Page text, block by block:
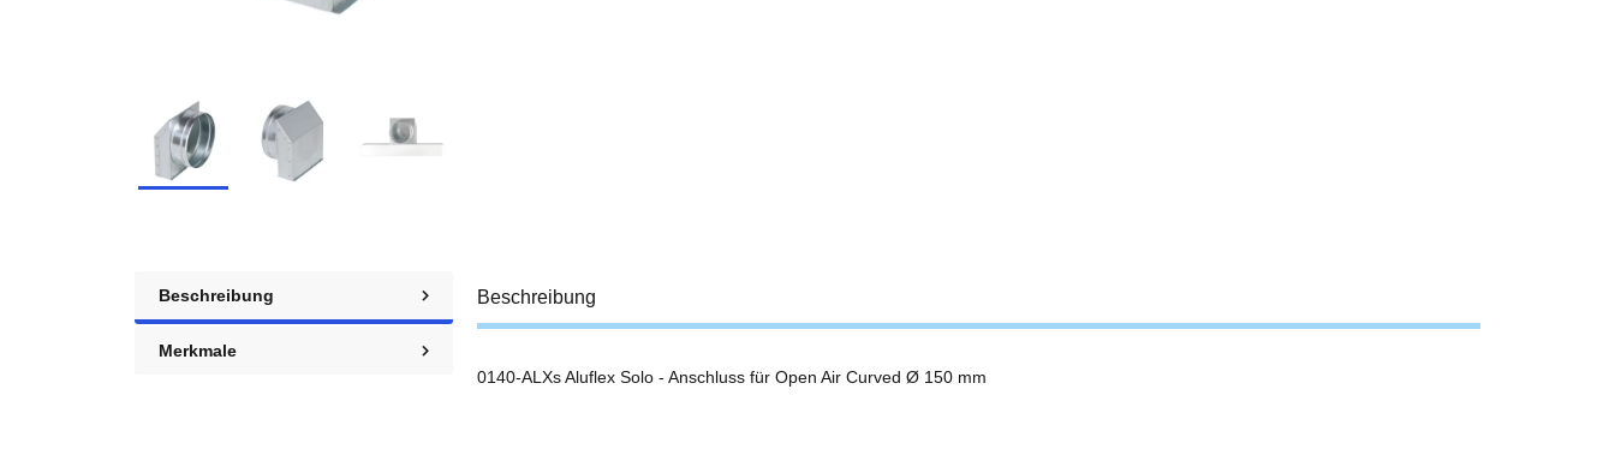
Beschreibung
Merkmale
Beschreibung
0140-ALXs Aluflex Solo - Anschluss für Open Air Curved Ø 150 mm